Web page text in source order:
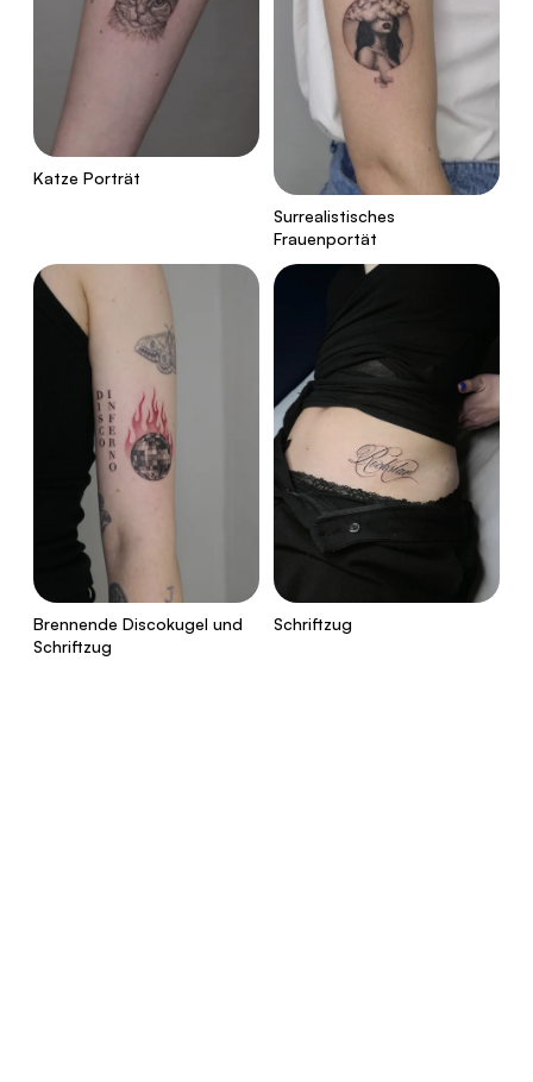
Katze Porträt
Surrealistisches
Frauenportät
Brennende Discokugel und
Schriftzug
Schriftzug